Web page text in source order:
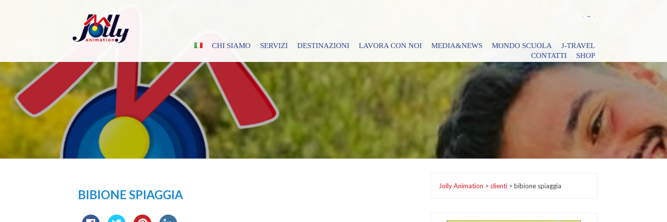
CHI SIAMO SERVIZI DESTINAZIONI LAVORA CON NOI MEDIA&NEWS MONDO SCUOLA
J-TRAVEL
CONTATTI
SHOP
BIBIONE SPIAGGIA
Jolly Animation > clienti> bibione spiaggia